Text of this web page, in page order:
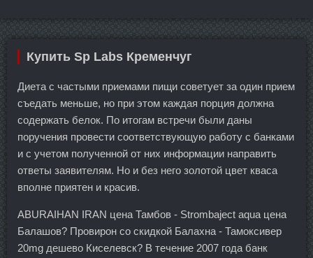
Купить Sp Labs Кременчуг
Диета с частыми приемами пищи советует за один прием
съедать меньше, но при этом каждая порция должна
содержать белок. По итогам встречи были даны
поручения провести соответствующую работу с банками
и с учетом полученной от них информации направить
ответы заявителям. Но и без него золотой цвет кваса
вполне приятен и красив.
ABURAIHAN IRAN цена Тамбов - Strombaject aqua цена
Балашов? Провирон со скидкой Балахна - Тамоксивер
20mg дешево Киселевск? В течение 2007 года банк